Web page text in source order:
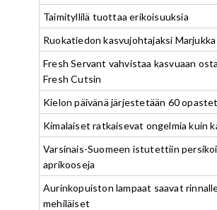
Taimityllilä tuottaa erikoisuuksia
Ruokatiedon kasvujohtajaksi
Fresh Servant vahvistaa kasvuaan
Fresh Cutsin
Kielon päivänä järjestetään 60
Kimalaiset ratkaisevat ongelmia kuin
Varsinais-Suomeen istutettiin
aprikooseja
Aurinkopuiston lampaat saavat
mehiläiset